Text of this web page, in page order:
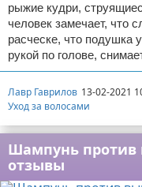
рыжие кудри,
человек замечает, что
расческе, что подушка
рукой по голове,
Лавр Гаврилов 13-02-2021
Уход за волосами
Шампунь против
отзывы